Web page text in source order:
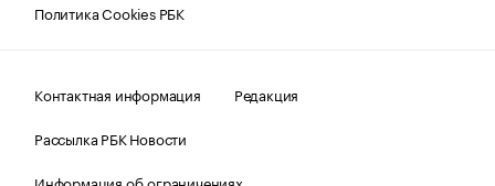
Политика Cookies РБК
Контактная информация
Редакция
Рассылка РБК Новости